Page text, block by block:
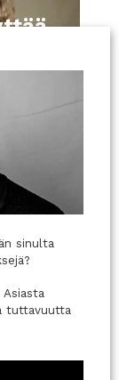
sinulta
tuttavuutta